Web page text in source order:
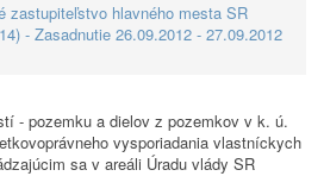
zastupiteľstvo hlavného mesta SR
- Zasadnutie 26.09.2012 - 27.09.2012
- pozemku a dielov z pozemkov v k. ú.
vysporiadania vlastníckych
sa v areáli Úradu vlády SR